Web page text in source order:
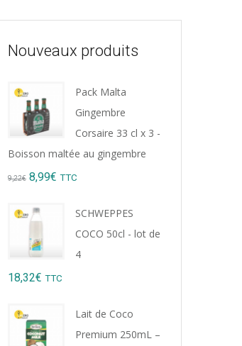
Nouveaux produits
Pack Malta
Gingembre
Corsaire 33 cl x 3 -
Boisson maltée au gingembre
9,22€ Original
was:
9,22€.
8,99€ Current
TTC
SCHWEPPES
COCO 50cl - lot de
4
18,32€ TTC
Lait de Coco
Premium 250mL –